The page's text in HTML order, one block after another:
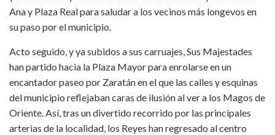
Ana y Plaza Real para saludar a los vecinos más longevos en
su paso por el municipio.
Acto seguido, y ya subidos a sus carruajes, Sus Majestades
han partido hacia la Plaza Mayor para enrolarse en un
encantador paseo por Zaratán en el que las calles y esquinas
del municipio reflejaban caras de ilusión al ver a los Magos de
Oriente. Así, tras un divertido recorrido por las principales
arterias de la localidad, los Reyes han regresado al centro